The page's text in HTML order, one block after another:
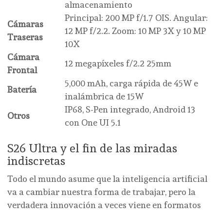
almacenamiento
Cámaras
Traseras
Principal: 200 MP f/1.7 OIS. Angular:
12 MP f/2.2. Zoom: 10 MP 3X y 10 MP
10X
Cámara
Frontal
12 megapíxeles f/2.2 25mm
Batería
5,000 mAh, carga rápida de 45W e
inalámbrica de 15W
Otros
IP68, S-Pen integrado, Android 13
con One UI 5.1
S26 Ultra y el fin de las miradas
indiscretas
Todo el mundo asume que la inteligencia artificial
va a cambiar nuestra forma de trabajar, pero la
verdadera innovación a veces viene en formatos